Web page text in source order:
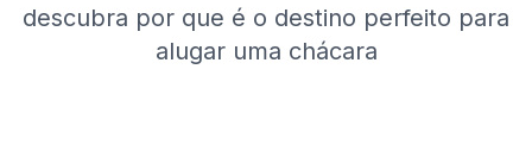
descubra por que é o destino perfeito para
alugar uma chácara